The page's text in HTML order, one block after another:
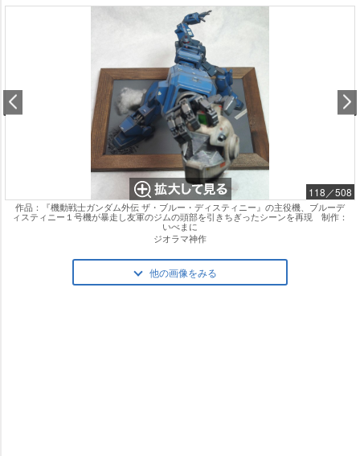
118／508
作品：『機動戦士ガンダム外伝 ザ・ブルー・ディスティニー』の主役機、ブルーデ
ィスティニー１号機が暴走し友軍のジムの頭部を引きちぎったシーンを再現 制作：
いべまに
ジオラマ神作
他の画像をみる